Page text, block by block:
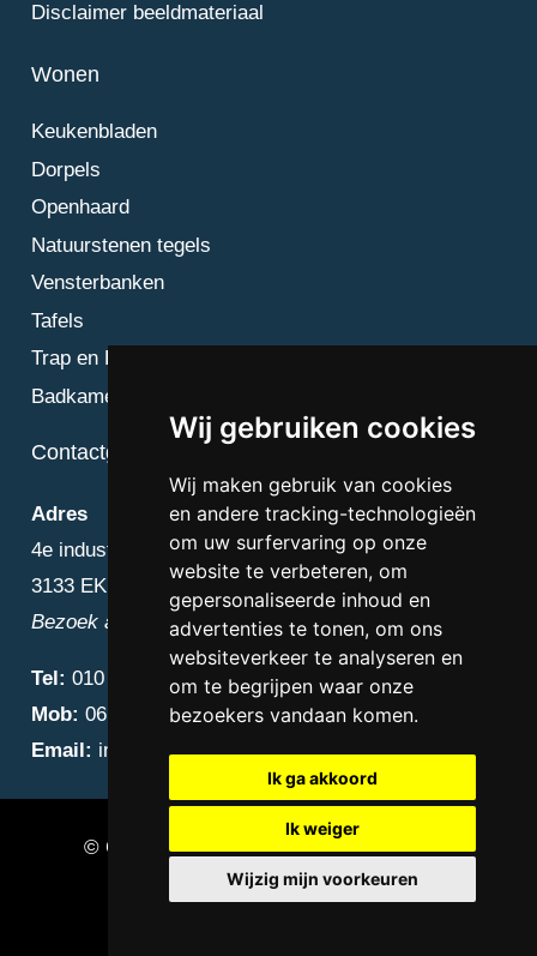
Wij gebruiken cookies
Wij maken gebruik van cookies
en andere tracking-technologieën
om uw surfervaring op onze
website te verbeteren, om
gepersonaliseerde inhoud en
advertenties te tonen, om ons
websiteverkeer te analyseren en
om te begrijpen waar onze
bezoekers vandaan komen.
Ik ga akkoord
Ik weiger
Wijzig mijn voorkeuren
Disclaimer beeldmateriaal
Wonen
Keukenbladen
Dorpels
Openhaard
Natuurstenen tegels
Vensterbanken
Tafels
Trap en Bordes
Badkamer
Contactgegevens
Adres
4e industriestraat 25
3133 EK Vlaardingen
Bezoek alleen op afspraak
Tel: 010 – 223 3759
Mob: 06 – 4838 1000
Email: info@diamantnatuursteen.nl
© Copyright 2026 Diamant Natuursteen –
Natuursteen bedrijf Vlaardingen